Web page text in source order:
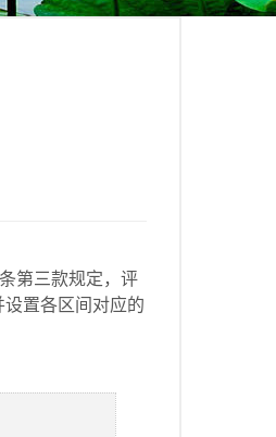
第三款规定，评
置各区间对应的